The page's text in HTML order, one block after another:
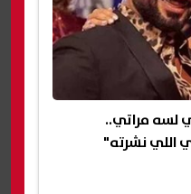
لسه مراتي..
اللي نشرته"